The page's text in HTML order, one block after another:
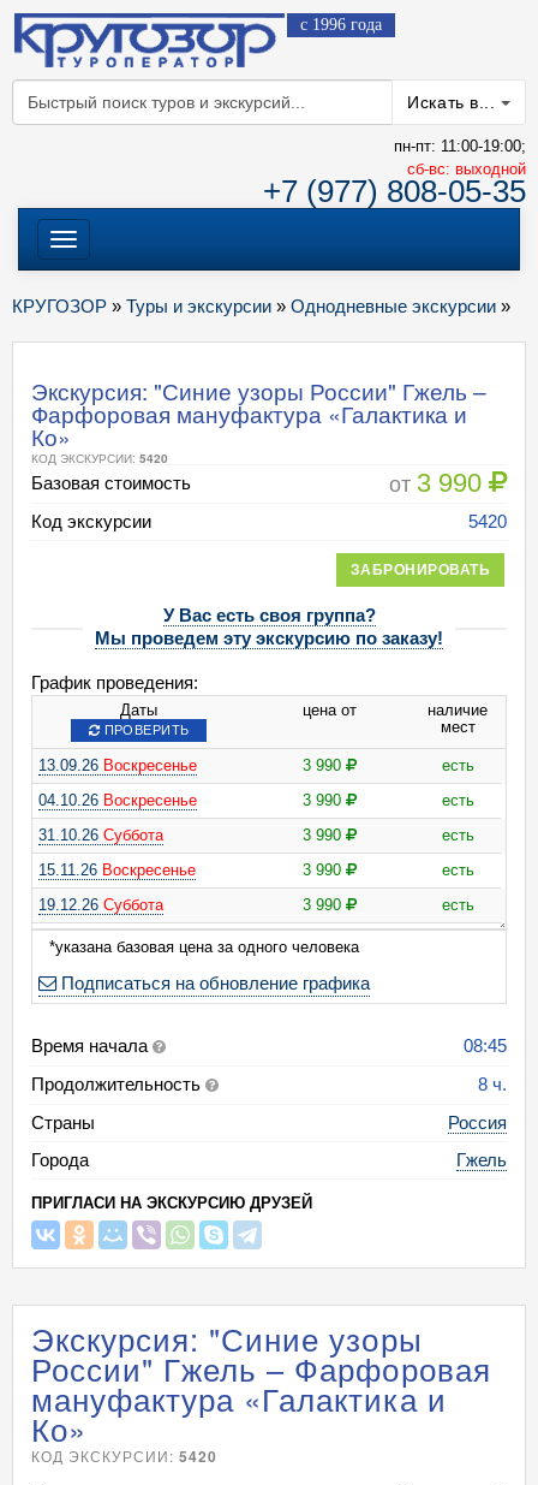
с 1996 года
Искать в...
пн-пт: 11:00-19:00;
cб-вс: выходной
+7 (977) 808-05-35
Меню
КРУГОЗОР » Туры и экскурсии » Однодневные экскурсии »
Экскурсия: "Синие узоры России" Гжель –
Фарфоровая мануфактура «Галактика и
Ко»
КОД ЭКСКУРСИИ: 5420
Базовая стоимость от 3 990
Код экскурсии 5420
ЗАБРОНИРОВАТЬ
У Вас есть своя группа?
Мы проведем эту экскурсию по заказу!
График проведения:
Даты
ПРОВЕРИТЬ
цена от
наличие
мест
13.09.26 Воскресенье 3 990
есть
04.10.26 Воскресенье 3 990
есть
31.10.26 Суббота 3 990
есть
15.11.26 Воскресенье 3 990
есть
19.12.26 Суббота 3 990 есть
*указана базовая цена за одного человека
Подписаться на обновление графика
Время начала
08:45
Продолжительность
8 ч.
Страны
Россия
Города
Гжель
ПРИГЛАСИ НА ЭКСКУРСИЮ ДРУЗЕЙ
Экскурсия: "Синие узоры
России" Гжель – Фарфоровая
мануфактура «Галактика и
Ко»
КОД ЭКСКУРСИИ:5420